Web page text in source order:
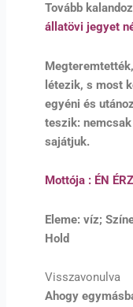
Tovább
állatövi jegyet
létezik, s most
egyéni és
teszik:
sajátjuk.
Mottója : ÉN
Eleme: víz;
Hold
Visszavonulva
Ahogy